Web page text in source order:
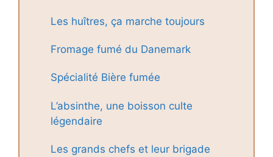
Les huîtres, ça marche toujours
Fromage fumé du Danemark
Spécialité Bière fumée
L’absinthe, une boisson culte
légendaire
Les grands chefs et leur brigade